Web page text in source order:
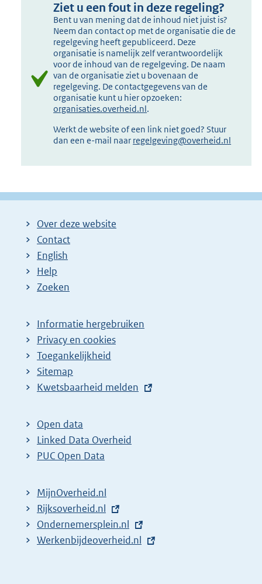
Ziet u een fout in deze regeling?
Bent u van mening dat de inhoud niet juist is?
Neem dan contact op met de organisatie die de
regelgeving heeft gepubliceerd. Deze
organisatie is namelijk zelf verantwoordelijk
voor de inhoud van de regelgeving. De naam
van de organisatie ziet u bovenaan de
regelgeving. De contactgegevens van de
organisatie kunt u hier opzoeken:
organisaties.overheid.nl.
Werkt de website of een link niet goed? Stuur
dan een e-mail naar regelgeving@overheid.nl
Over deze website
Contact
English
Help
Zoeken
Informatie hergebruiken
Privacy en cookies
Toegankelijkheid
Sitemap
E
t
e
r
l
i
n
k
Kwetsbaarheid melden
Open data
Linked Data Overheid
PUC Open Data
MijnOverheid.nl
E
x
t
Rijksoverheid.nl
E
x
Ondernemersplein.nl
E
Werkenbijdeoverheid.nl